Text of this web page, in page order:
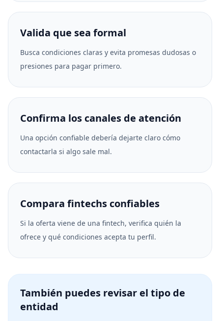
Valida que sea formal
Busca condiciones claras y evita promesas dudosas o
presiones para pagar primero.
Confirma los canales de atención
Una opción confiable debería dejarte claro cómo
contactarla si algo sale mal.
Compara fintechs confiables
Si la oferta viene de una fintech, verifica quién la
ofrece y qué condiciones acepta tu perfil.
También puedes revisar el tipo de
entidad